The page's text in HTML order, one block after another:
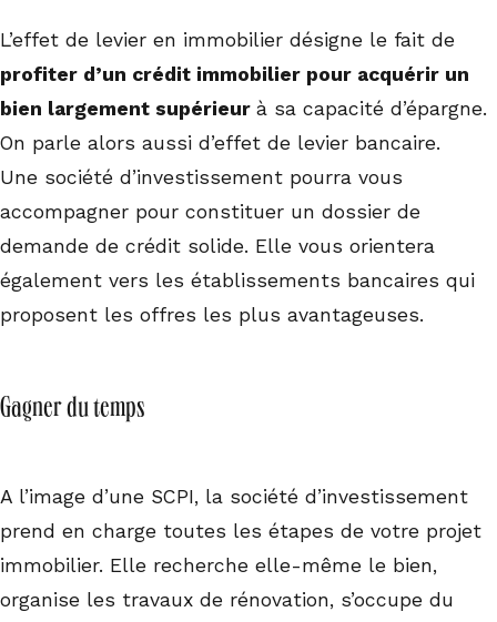
L’effet de levier en immobilier désigne le fait de
profiter d’un crédit immobilier pour acquérir un
bien largement supérieur à sa capacité d’épargne.
On parle alors aussi d’effet de levier bancaire.
Une société d’investissement pourra vous
accompagner pour constituer un dossier de
demande de crédit solide. Elle vous orientera
également vers les établissements bancaires qui
proposent les offres les plus avantageuses.
Gagner du temps
A l’image d’une SCPI, la société d’investissement
prend en charge toutes les étapes de votre projet
immobilier. Elle recherche elle-même le bien,
organise les travaux de rénovation, s’occupe du